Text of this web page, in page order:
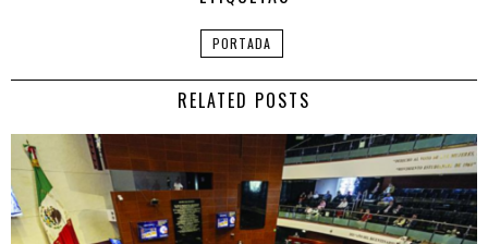
PORTADA
RELATED POSTS